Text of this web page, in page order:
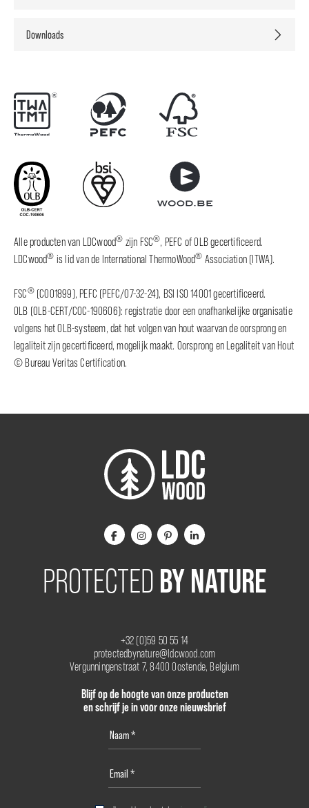
Downloads
Alle producten van LDCwood® zijn FSC®, PEFC of OLB gecertificeerd.
LDCwood® is lid van de International ThermoWood® Association (ITWA).
FSC®(C001899), PEFC (PEFC/07-32-24), BSI ISO 14001 gecertificeerd.
OLB (OLB-CERT/COC-190606): registratie door een onafhankelijke organisatie
volgens het OLB-systeem, dat het volgen van hout waarvan de oorsprong en
legaliteit zijn gecertificeerd, mogelijk maakt. Oorsprong en Legaliteit van Hout
© Bureau Veritas Certification.
PROTECTED BY NATURE
+32 (0)59 50 55 14
protectedbynature@ldcwood.com
Vergunningenstraat 7, 8400 Oostende, Belgium
Blijf op de hoogte van onze producten
en schrijf je in voor onze nieuwsbrief